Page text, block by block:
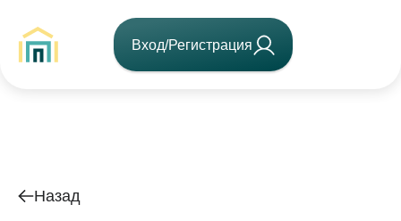
Вход/Регистрация
Назад